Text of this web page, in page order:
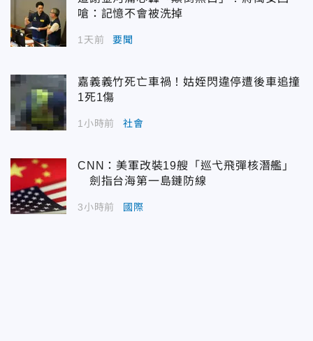
嗆：記憶不會被洗掉
1天前 要聞
嘉義義竹死亡車禍！姑姪閃違停遭後車追撞
1死1傷
1小時前 社會
CNN：美軍改裝19艘「巡弋飛彈核潛艦」
劍指台海第一島鏈防線
3小時前 國際